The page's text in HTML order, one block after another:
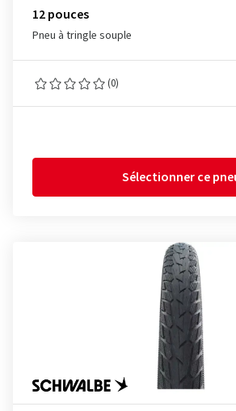
12 pouces
Pneu à tringle souple
(0)
Sélectionner ce